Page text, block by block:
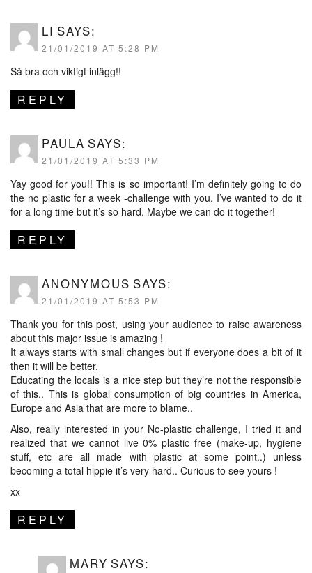
LI SAYS:
21/01/2019 AT 5:28 PM
Så bra och viktigt inlägg!!
REPLY
PAULA SAYS:
21/01/2019 AT 5:33 PM
Yay good for you!! This is so important! I’m definitely going to do
the no plastic for a week -challenge with you. I’ve wanted to do it
for a long time but it’s so hard. Maybe we can do it together!
REPLY
ANONYMOUS SAYS:
21/01/2019 AT 5:53 PM
Thank you for this post, using your audience to raise awareness
about this major issue is amazing !
It always starts with small changes but if everyone does a bit of it
then it will be better.
Educating the locals is a nice step but they’re not the responsible
of this.. This is global consumption of big countries in America,
Europe and Asia that are more to blame..
Also, really interested in your No-plastic challenge, I tried it and
realized that we cannot live 0% plastic free (make-up, hygiene
stuff, etc are all made with plastic at some point..) unless
becoming a total hippie it’s very hard.. Curious to see yours !
xx
REPLY
MARY SAYS: